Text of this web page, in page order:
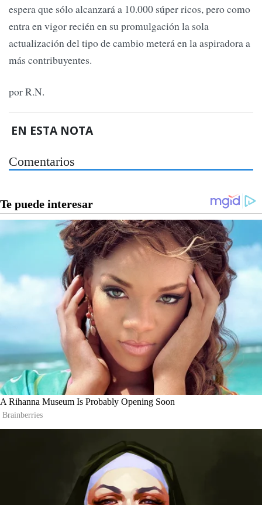
espera que sólo alcanzará a 10.000 súper ricos, pero como
entra en vigor recién en su promulgación la sola
actualización del tipo de cambio meterá en la aspiradora a
más contribuyentes.
por R.N.
EN ESTA NOTA
Comentarios